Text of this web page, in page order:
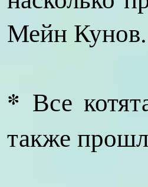
Мейн Кунов.
* Все
также